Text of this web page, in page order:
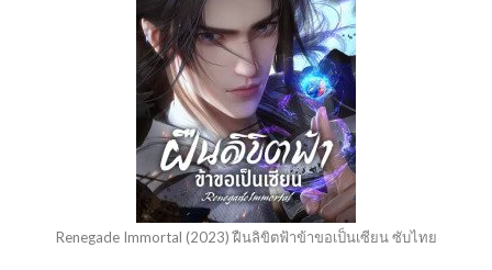
Renegade Immortal (2023) ฝืนลิขิตฟ้าข้าขอเป็นเซียน ซับไทย